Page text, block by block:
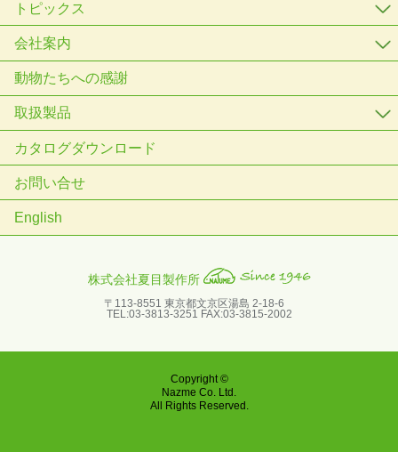
トピックス
会社案内
動物たちへの感謝
取扱製品
カタログダウンロード
お問い合せ
English
株式会社夏目製作所
〒113-8551 東京都文京区湯島 2-18-6
TEL:03-3813-3251 FAX:03-3815-2002
Copyright ©
Nazme Co. Ltd.
All Rights Reserved.